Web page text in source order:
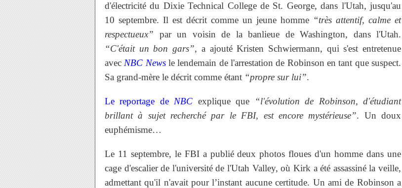
d'électricité du Dixie Technical College de St. George, dans l'Utah, jusqu'au
10 septembre. Il est décrit comme un jeune homme “très attentif, calme et
respectueux” par un voisin de la banlieue de Washington, dans l'Utah.
“C'était un bon gars”, a ajouté Kristen Schwiermann, qui s'est entretenue
avec NBC Newsle lendemain de l'arrestation de Robinson en tant que suspect.
Sa grand-mère le décrit comme étant “propre sur lui”.
Le reportage de NBC explique que
“l'évolution de Robinson, d'étudiant
brillant à sujet recherché par le FBI, est encore mystérieuse”. Un doux
euphémisme…
Le 11 septembre, le FBI a publié deux photos floues d'un homme dans une
cage d'escalier de l'université de l'Utah Valley, où Kirk a été assassiné la veille,
admettant qu'il n'avait pour l’instant aucune certitude. Un ami de Robinson a